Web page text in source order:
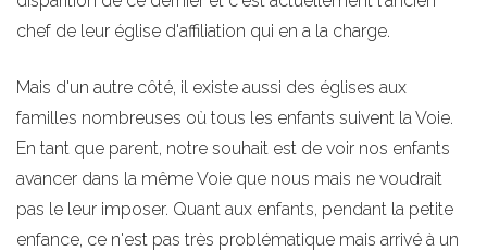
chef de leur église d'affiliation qui en a la charge.
Mais d'un autre côté, il existe aussi des églises aux
familles nombreuses où tous les enfants suivent la Voie.
En tant que parent, notre souhait est de voir nos enfants
avancer dans la même Voie que nous mais ne voudrait
pas le leur imposer. Quant aux enfants, pendant la petite
enfance, ce n'est pas très problématique mais arrivé à un